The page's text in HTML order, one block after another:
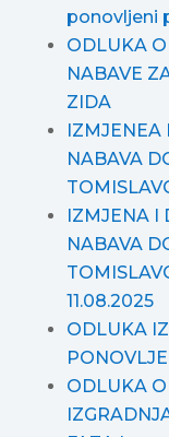
ponovljeni
ODLUKA
NABAVE
ZIDA
IZMJENEA
NABAVA
IZMJENA I
NABAVA
11.08.2025
ODLUKA
ODLUKA